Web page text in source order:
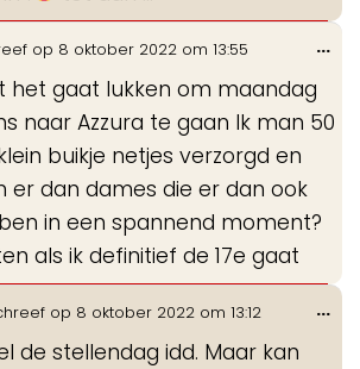
op 8 oktober 2022 om 13:55
het gaat lukken om maandag
naar Azzura te gaan Ik man 50
buikje netjes verzorgd en
er dan dames die er dan ook
in een spannend moment?
als ik definitief de 17e gaat
...
op 8 oktober 2022 om 13:12
de stellendag idd. Maar kan
...